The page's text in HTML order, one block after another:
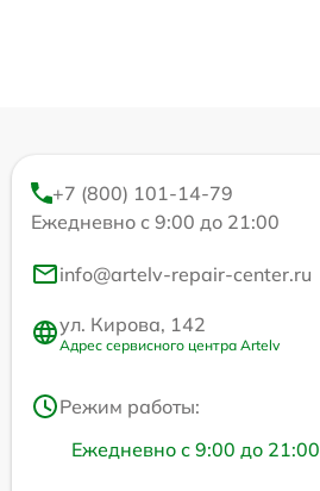
+7 (800) 101-14-79
Ежедневно с 9:00 до 21:00
info@artelv-repair-center.ru
ул. Кирова, 142
Адрес сервисного центра Artelv
Режим работы:
Ежедневно с 9:00 до 21:00